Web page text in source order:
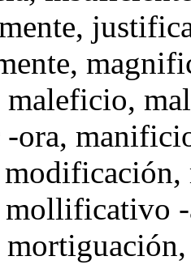
,
maleficio,
ora,
modificación,
mollificativo